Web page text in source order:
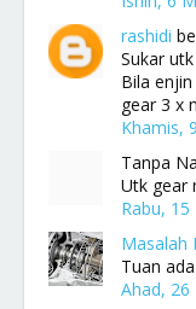
rashidi
Sukar
Bila
gear 3 x
Khamis,
Tanpa
Utk gear
Rabu, 15
Masalah
Tuan
Ahad, 26